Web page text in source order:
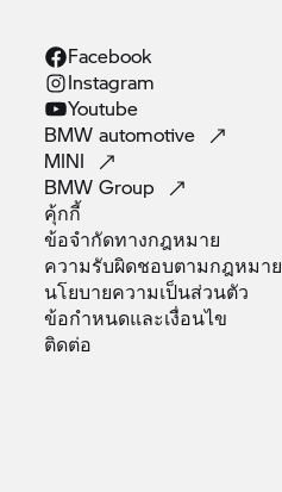
Facebook
Instagram
Youtube
BMWautomotive
MINI
BMWGroup
คุ้กกี้
ข้อจำกัดทางกฎหมาย
ความรับผิดชอบตามกฎหมาย
นโยบายความเป็นส่วนตัว
ข้อกำหนดและเงื่อนไข
ติดต่อ